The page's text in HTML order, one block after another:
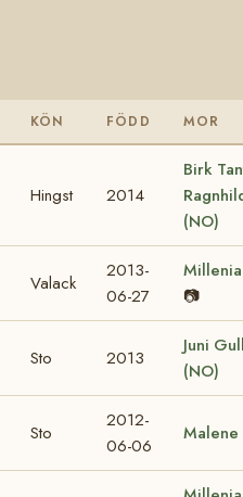
KÖN FÖDD MOR
Hingst 2014
Birk
(NO)
Valack
2013-
06-27
📷
Sto 2013
Juni
(NO)
Sto
2012-
06-06
Malene